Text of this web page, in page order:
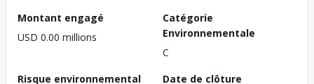
Montant engagé
USD 0.00 millions
Catégorie
Environnementale
C
Risque environnemental
Date de clôture